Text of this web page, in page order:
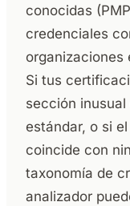
conocidas
credenciales
organizaciones
Si tus
sección
estándar, o si
coincide con
taxonomía de
analizador